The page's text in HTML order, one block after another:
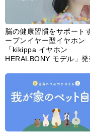
脳の健康習慣をサポート
ープンイヤー型イヤホン
「kikippa イヤホン
HERALBONY モデル」発